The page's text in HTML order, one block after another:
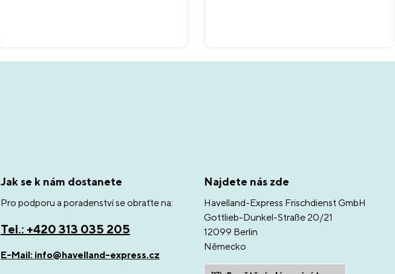
Jak se k nám dostanete
Pro podporu a poradenství se obraťte na:
Tel.: +420 313 035 205
E-Mail: info@havelland-express.cz
Najdete nás zde
Havelland-Express Frischdienst GmbH
Gottlieb-Dunkel-Straße 20/21
12099 Berlin
Německo